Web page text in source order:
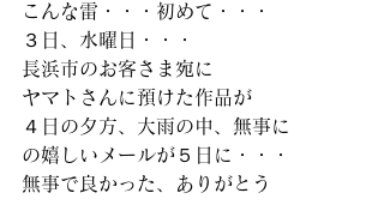
こんな雷・・・初めて・・・
３日、水曜日・・・
長浜市のお客さま宛に
ヤマトさんに預けた作品が
４日の夕方、大雨の中、無事に
の嬉しいメールが５日に・・・
無事で良かった、ありがとう